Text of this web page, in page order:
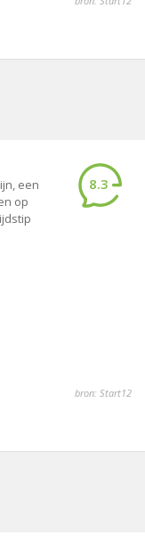
een
op
8.3
bron: Start12